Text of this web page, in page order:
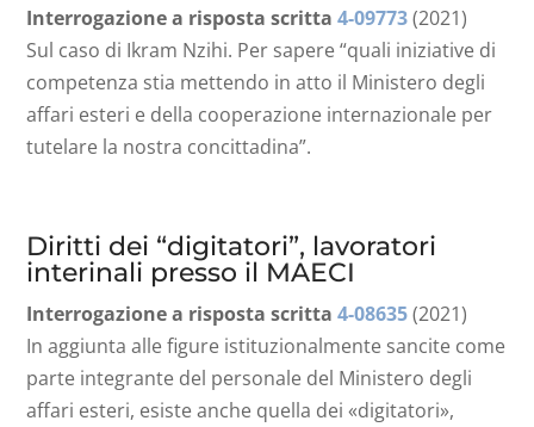
Interrogazione a risposta scritta4-09773(2021)
Sul caso di Ikram Nzihi. Per sapere “quali iniziative di
competenza stia mettendo in atto il Ministero degli
affari esteri e della cooperazione internazionale per
tutelare la nostra concittadina”.
Diritti dei “digitatori”, lavoratori
interinali presso il MAECI
Interrogazione a risposta scritta4-08635(2021)
In aggiunta alle figure istituzionalmente sancite come
parte integrante del personale del Ministero degli
affari esteri, esiste anche quella dei «digitatori»,